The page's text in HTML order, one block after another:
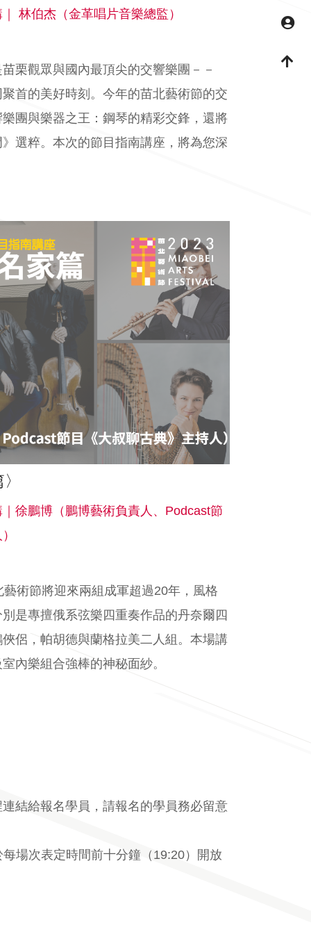
林伯杰（金革唱片音樂總監）
栗觀眾與國內最頂尖的交響樂團－－
首的美好時刻。今年的苗北藝術節的交
團與樂器之王：鋼琴的精彩交鋒，還將
選粹。本次的節目指南講座，將為您深
徐鵬博（鵬博藝術負責人、Podcast節
術節將迎來兩組成軍超過20年，風格
是專擅俄系弦樂四重奏作品的丹奈爾四
侶，帕胡德與蘭格拉美二人組。本場講
內樂組合強棒的神秘面紗。
結給報名學員，請報名的學員務必留意
場次表定時間前十分鐘（19:20）開放